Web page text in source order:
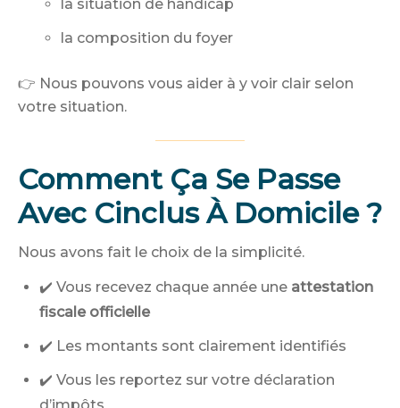
la situation de handicap
la composition du foyer
👉 Nous pouvons vous aider à y voir clair selon
votre situation.
Comment Ça Se Passe
Avec Cinclus À Domicile ?
Nous avons fait le choix de la simplicité.
✔️ Vous recevez chaque année une attestation
fiscale officielle
✔️ Les montants sont clairement identifiés
✔️ Vous les reportez sur votre déclaration